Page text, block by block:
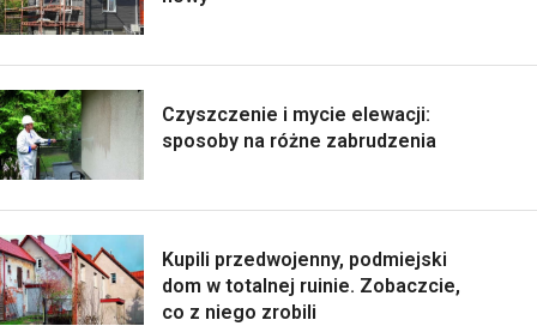
Czyszczenie i mycie elewacji:
sposoby na różne zabrudzenia
Kupili przedwojenny, podmiejski
dom w totalnej ruinie. Zobaczcie,
co z niego zrobili